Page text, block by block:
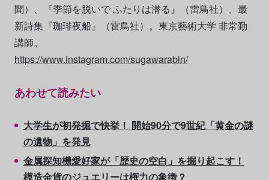
聞）、『季節を脱いで ふたりは潜る』（雷鳥社）、最
新詩集『珈琲夜船』（雷鳥社）。東京藝術大学 非常勤
講師。
https://www.instagram.com/sugawarabin/
あわせて読みたい
大学生が初発掘で快挙！ 開始90分で9世紀「黄金の謎
の遺物」を発見
金属探知機愛好家が「歴史の空白」を掘り起こす！
模造金貨のジュエリーは権力の象徴？